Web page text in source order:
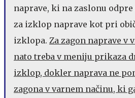
naprave, ki na zaslonu
za izklop naprave kot pri
izklopa. Za zagon naprave v
nato treba v meniju prikaza
izklop, dokler naprava ne
zagona v varnem načinu, ki